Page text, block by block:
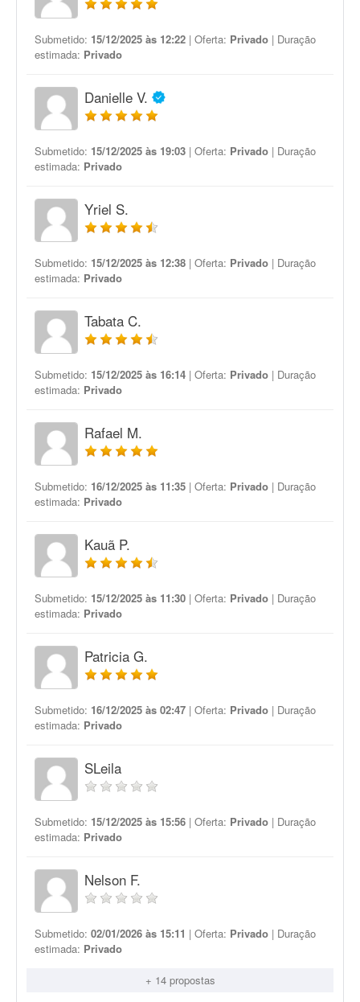
Submetido: 15/12/2025 às 12:22 | Oferta: Privado | Duração
estimada: Privado
Danielle V.
Submetido: 15/12/2025 às 19:03 | Oferta: Privado | Duração
estimada: Privado
Yriel S.
Submetido: 15/12/2025 às 12:38 | Oferta: Privado | Duração
estimada: Privado
Tabata C.
Submetido: 15/12/2025 às 16:14 | Oferta: Privado | Duração
estimada: Privado
Rafael M.
Submetido: 16/12/2025 às 11:35 | Oferta: Privado | Duração
estimada: Privado
Kauã P.
Submetido: 15/12/2025 às 11:30 | Oferta: Privado | Duração
estimada: Privado
Patricia G.
Submetido: 16/12/2025 às 02:47 | Oferta: Privado | Duração
estimada: Privado
SLeila
Submetido: 15/12/2025 às 15:56 | Oferta: Privado | Duração
estimada: Privado
Nelson F.
Submetido: 02/01/2026 às 15:11 | Oferta: Privado | Duração
estimada: Privado
+ 14 propostas